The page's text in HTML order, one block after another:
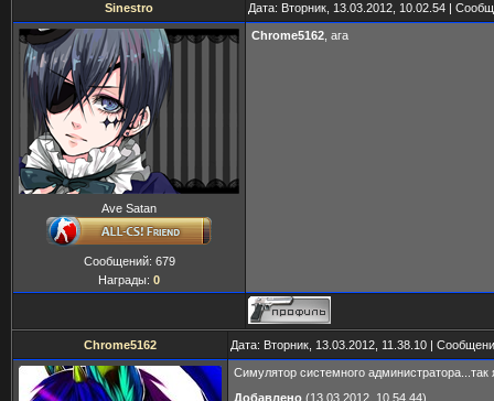
Sinestro Дата: Вторник, 13.03.2012, 10.02.54 |
Ave Satan
Сообщений: 679
Награды: 0
Chrome5162 , ага
Chrome5162 Дата: Вторник, 13.03.2012, 11.38.10 |
Симулятор системного администратора...так
Добавлено (13.03.2012, 10.54.44)